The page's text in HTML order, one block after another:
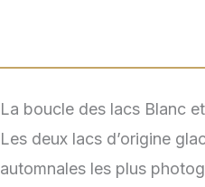
La boucle des lacs Blanc
Les deux lacs d’origine
automnales les plus